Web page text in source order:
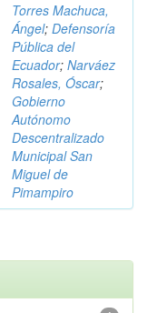
Torres Machuca,
Ángel; Defensoría
Pública del
Ecuador; Narváez
Rosales, Óscar;
Gobierno
Autónomo
Descentralizado
Municipal San
Miguel de
Pimampiro